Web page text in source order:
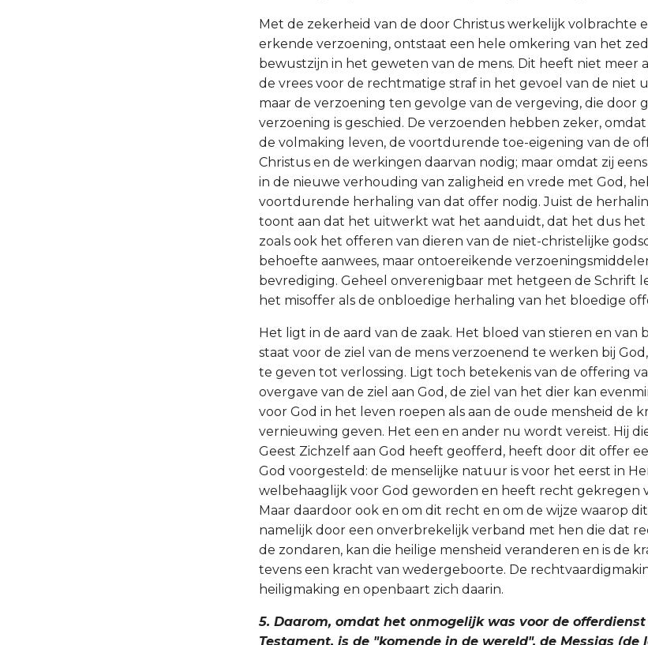
Met de zekerheid van de door Christus werkelijk volbrachte
erkende verzoening, ontstaat een hele omkering van het
bewustzijn in het geweten van de mens. Dit heeft niet meer
de vrees voor de rechtmatige straf in het gevoel van de niet
maar de verzoening ten gevolge van de vergeving, die door
verzoening is geschied. De verzoenden hebben zeker,
de volmaking leven, de voortdurende toe-eigening van de
Christus en de werkingen daarvan nodig; maar omdat zij
in de nieuwe verhouding van zaligheid en vrede met God,
voortdurende herhaling van dat offer nodig. Juist de
toont aan dat het uitwerkt wat het aanduidt, dat het dus het
zoals ook het offeren van dieren van de niet-christelijke
behoefte aanwees, maar ontoereikende
bevrediging. Geheel onverenigbaar met hetgeen de Schrift
het misoffer als de onbloedige herhaling van het bloedige
Het ligt in de aard van de zaak. Het bloed van stieren en van
staat voor de ziel van de mens verzoenend te werken bij
te geven tot verlossing. Ligt toch betekenis van de offering
overgave van de ziel aan God, de ziel van het dier kan
voor God in het leven roepen als aan de oude mensheid de
vernieuwing geven. Het een en ander nu wordt vereist. Hij
Geest Zichzelf aan God heeft geofferd, heeft door dit offer
God voorgesteld: de menselijke natuur is voor het eerst in
welbehaaglijk voor God geworden en heeft recht gekregen
Maar daardoor ook en om dit recht en om de wijze waarop
namelijk door een onverbrekelijk verband met hen die dat
de zondaren, kan die heilige mensheid veranderen en is de
tevens een kracht van wedergeboorte. De
heiligmaking en openbaart zich daarin.
5. Daarom, omdat het onmogelijk was voor de
Testament, is de "komende in de wereld", de Messias